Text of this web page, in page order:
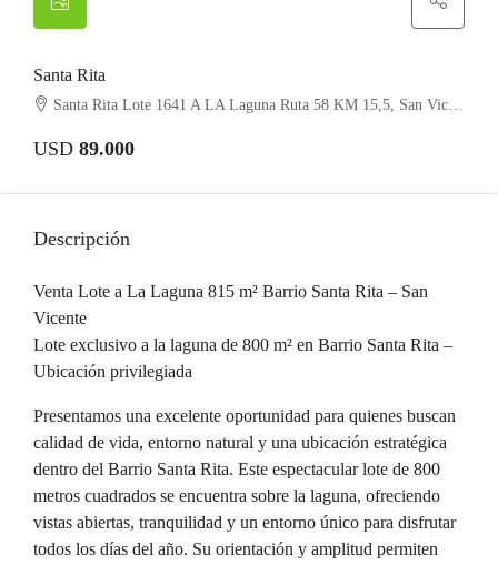
Santa Rita
Santa Rita Lote 1641 A LA Laguna Ruta 58 KM 15,5, San Vicente
USD 89.000
Descripción
Venta Lote a La Laguna 815 m² Barrio Santa Rita – San
Vicente
Lote exclusivo a la laguna de 800 m² en Barrio Santa Rita –
Ubicación privilegiada
Presentamos una excelente oportunidad para quienes buscan
calidad de vida, entorno natural y una ubicación estratégica
dentro del Barrio Santa Rita. Este espectacular lote de 800
metros cuadrados se encuentra sobre la laguna, ofreciendo
vistas abiertas, tranquilidad y un entorno único para disfrutar
todos los días del año. Su orientación y amplitud permiten